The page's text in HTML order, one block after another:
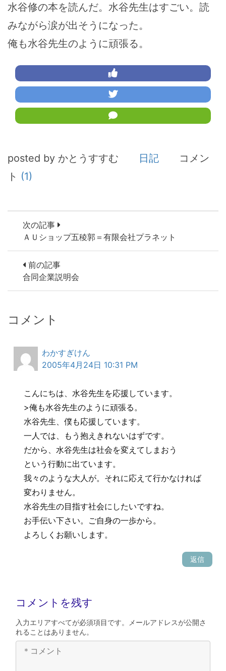
水谷修の本を読んだ。水谷先生はすごい。読
みながら涙が出そうになった。
俺も水谷先生のように頑張る。
posted by かとうすすむ 日記
コメン
ト (1)
次の記事
ＡＵショップ五稜郭＝有限会社プラネット
前の記事
合同企業説明会
コメント
わかすぎけん
2005年4月24日 10:31 PM
こんにちは、水谷先生を応援しています。
>俺も水谷先生のように頑張る。
水谷先生、僕も応援しています。
一人では、もう抱えきれないはずです。
だから、水谷先生は社会を変えてしまおう
という行動に出ています。
我々のような大人が。それに応えて行かなければ
変わりません。
水谷先生の目指す社会にしたいですね。
お手伝い下さい。ご自身の一歩から。
よろしくお願いします。
返信
コメントを残す
入力エリアすべてが必須項目です。メールアドレスが公開さ
れることはありません。